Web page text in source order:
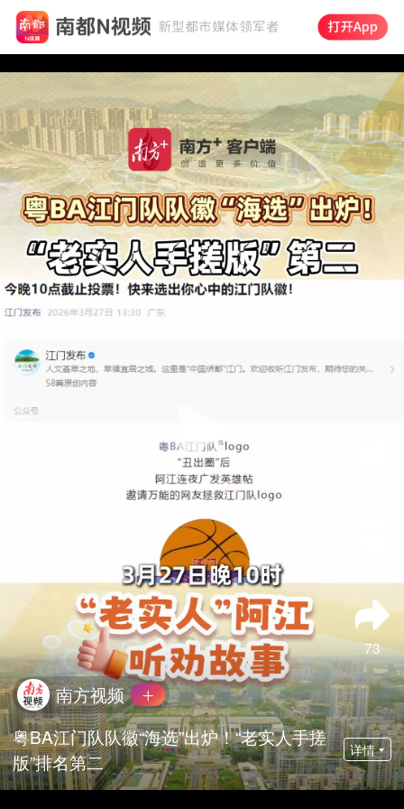
73
南方视频
粤BA江门队队徽“海选”出炉！“老实人手搓
版”排名第二
详情